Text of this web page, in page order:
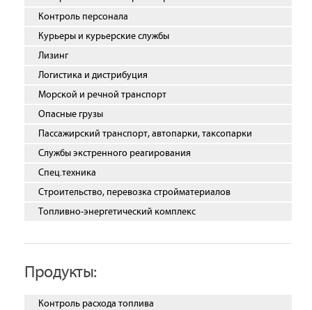
Контроль персонала
Курьеры и курьерские службы
Лизинг
Логистика и дистрибуция
Морской и речной транспорт
Опасные грузы
Пассажирский транспорт, автопарки, таксопарки
Службы экстренного реагирования
Спец.техника
Строительство, перевозка стройматериалов
Топливно-энергетический комплекс
Продукты:
Контроль расхода топлива